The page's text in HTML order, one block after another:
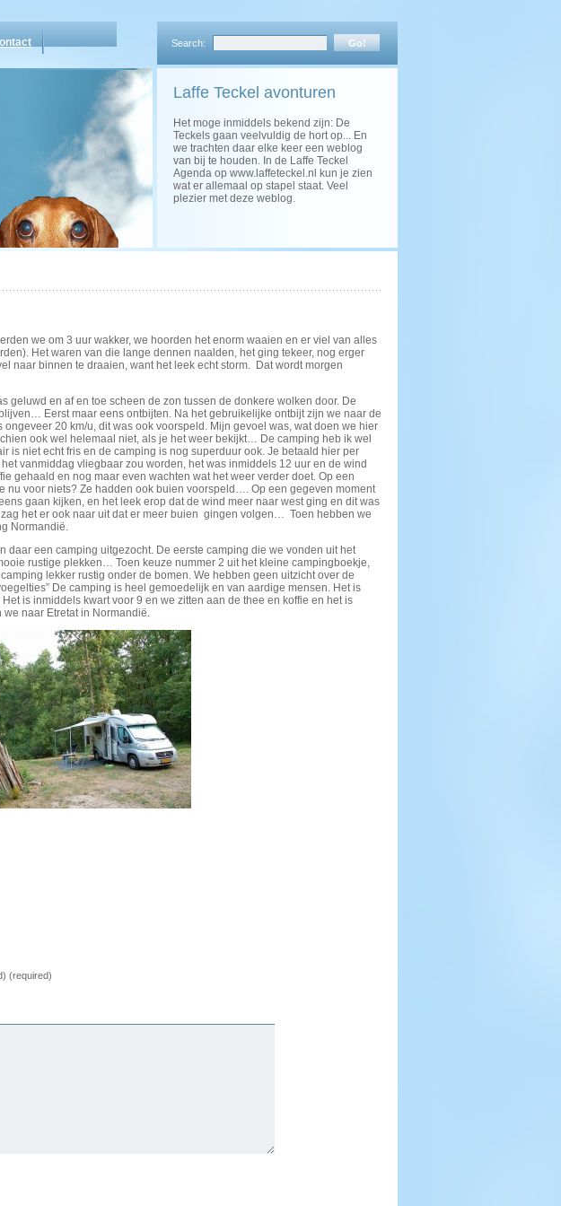
Search:
Laffe Teckel avonturen
Het moge inmiddels bekend zijn: De
Teckels gaan veelvuldig de hort op... En
we trachten daar elke keer een weblog
van bij te houden. In de Laffe Teckel
Agenda op www.laffeteckel.nl kun je zien
wat er allemaal op stapel staat. Veel
plezier met deze weblog.
we om 3 uur wakker, we hoorden het enorm waaien en er viel van alles
Het waren van die lange dennen naalden, het ging tekeer, nog erger
naar binnen te draaien, want het leek echt storm. Dat wordt morgen
geluwd en af en toe scheen de zon tussen de donkere wolken door. De
Eerst maar eens ontbijten. Na het gebruikelijke ontbijt zijn we naar de
20 km/u, dit was ook voorspeld. Mijn gevoel was, wat doen we hier
ook wel helemaal niet, als je het weer bekijkt… De camping heb ik wel
is niet echt fris en de camping is nog superduur ook. Je betaald hier per
vanmiddag vliegbaar zou worden, het was inmiddels 12 uur en de wind
gehaald en nog maar even wachten wat het weer verder doet. Op een
nu voor niets? Ze hadden ook buien voorspeld…. Op een gegeven moment
gaan kijken, en het leek erop dat de wind meer naar west ging en dit was
het er ook naar uit dat er meer buien gingen volgen… Toen hebben we
Normandië.
daar een camping uitgezocht. De eerste camping die we vonden uit het
rustige plekken… Toen keuze nummer 2 uit het kleine campingboekje,
lekker rustig onder de bomen. We hebben geen uitzicht over de
De camping is heel gemoedelijk en van aardige mensen. Het is
is inmiddels kwart voor 9 en we zitten aan de thee en koffie en het is
naar Etretat in Normandië.
(required)